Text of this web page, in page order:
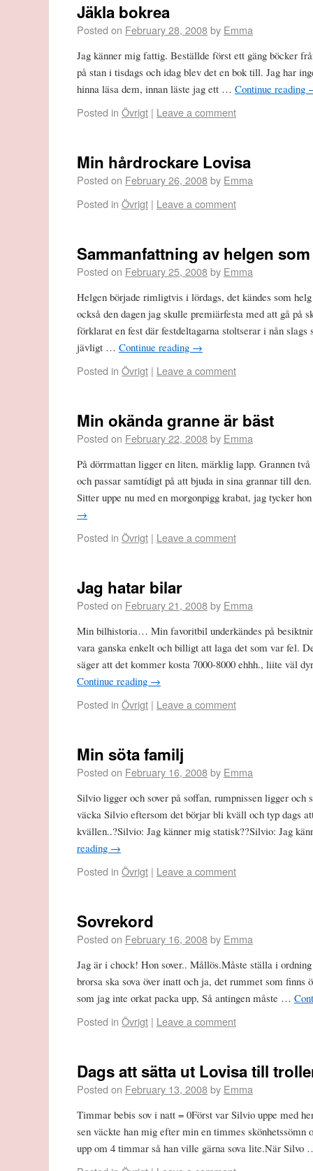
Jäkla bokrea
Posted on February 28, 2008by Emma
Jag känner mig fattig. Beställde först ett gäng böcker
på stan i tisdags och idag blev det en bok till. Jag har
hinna läsa dem, innan läste jag ett … Continue reading
Posted in Övrigt | Leave a comment
Min hårdrockare Lovisa
Posted on February 26, 2008by Emma
Posted in Övrigt | Leave a comment
Sammanfattning av helgen
Posted on February 25, 2008by Emma
Helgen började rimligtvis i lördags, det kändes som
också den dagen jag skulle premiärfesta med att gå på
förklarat en fest där festdeltagarna stoltserar i nån
jävligt … Continue reading →
Posted in Övrigt | Leave a comment
Min okända granne är bäst
Posted on February 22, 2008by Emma
På dörrmattan ligger en liten, märklig lapp. Grannen
och passar samtídigt på att bjuda in sina grannar till
Sitter uppe nu med en morgonpigg krabat, jag tycker
→
Posted in Övrigt | Leave a comment
Jag hatar bilar
Posted on February 21, 2008by Emma
Min bilhistoria… Min favoritbil underkändes på
vara ganska enkelt och billigt att laga det som var fel.
säger att det kommer kosta 7000-8000 ehhh., liite väl
Continue reading →
Posted in Övrigt | Leave a comment
Min söta familj
Posted on February 16, 2008by Emma
Silvio ligger och sover på soffan, rumpnissen ligger och
väcka Silvio eftersom det börjar bli kväll och typ dags
kvällen..?Silvio: Jag känner mig statisk??Silvio: Jag
reading →
Posted in Övrigt | Leave a comment
Sovrekord
Posted on February 16, 2008by Emma
Jag är i chock! Hon sover.. Mållös.Måste ställa i
brorsa ska sova över inatt och ja, det rummet som finns
som jag inte orkat packa upp, Så antingen måste …
Posted in Övrigt | Leave a comment
Dags att sätta ut Lovisa till
Posted on February 13, 2008by Emma
Timmar bebis sov i natt = 0Först var Silvio uppe med
sen väckte han mig efter min en timmes skönhetssömn
upp om 4 timmar så han ville gärna sova lite.När